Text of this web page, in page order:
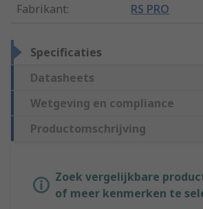
Fabrikant: RS PRO
Specificaties
Datasheets
Wetgeving en compliance
Productomschrijving
Zoek vergelijkbare
of meer kenmerken te